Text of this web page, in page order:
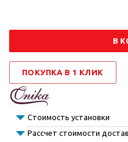
В
ПОКУПКА В 1 КЛИК
Стоимость установки
Рассчет стоимости